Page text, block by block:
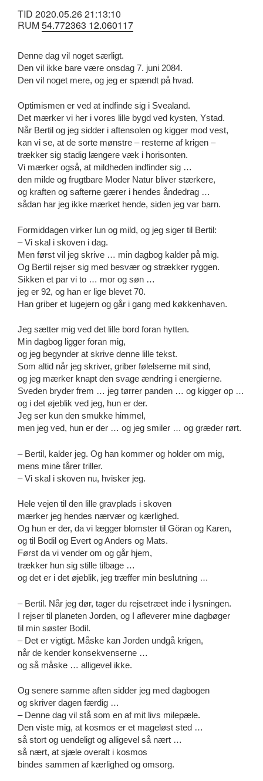
TID 2020.05.26 21:13:10
RUM54.772363 12.060117
Denne dag vil noget særligt.
Den vil ikke bare være onsdag 7. juni 2084.
Den vil noget mere, og jeg er spændt på hvad.
Optimismen er ved at indfinde sig i Svealand.
Det mærker vi her i vores lille bygd ved kysten, Ystad.
Når Bertil og jeg sidder i aftensolen og kigger mod vest,
kan vi se, at de sorte mønstre – resterne af krigen –
trækker sig stadig længere væk i horisonten.
Vi mærker også, at mildheden indfinder sig …
den milde og frugtbare Moder Natur bliver stærkere,
og kraften og safterne gærer i hendes åndedrag …
sådan har jeg ikke mærket hende, siden jeg var barn.
Formiddagen virker lun og mild, og jeg siger til Bertil:
– Vi skal i skoven i dag.
Men først vil jeg skrive … min dagbog kalder på mig.
Og Bertil rejser sig med besvær og strækker ryggen.
Sikken et par vi to … mor og søn …
jeg er 92, og han er lige blevet 70.
Han griber et lugejern og går i gang med køkkenhaven.
Jeg sætter mig ved det lille bord foran hytten.
Min dagbog ligger foran mig,
og jeg begynder at skrive denne lille tekst.
Som altid når jeg skriver, griber følelserne mit sind,
og jeg mærker knapt den svage ændring i energierne.
Sveden bryder frem … jeg tørrer panden … og kigger op …
og i det øjeblik ved jeg, hun er der.
Jeg ser kun den smukke himmel,
men jeg ved, hun er der … og jeg smiler … og græder rørt.
– Bertil, kalder jeg. Og han kommer og holder om mig,
mens mine tårer triller.
– Vi skal i skoven nu, hvisker jeg.
Hele vejen til den lille gravplads i skoven
mærker jeg hendes nærvær og kærlighed.
Og hun er der, da vi lægger blomster til Göran og Karen,
og til Bodil og Evert og Anders og Mats.
Først da vi vender om og går hjem,
trækker hun sig stille tilbage …
og det er i det øjeblik, jeg træffer min beslutning …
– Bertil. Når jeg dør, tager du rejsetræet inde i lysningen.
I rejser til planeten Jorden, og I afleverer mine dagbøger
til min søster Bodil.
– Det er vigtigt. Måske kan Jorden undgå krigen,
når de kender konsekvenserne …
og så måske … alligevel ikke.
Og senere samme aften sidder jeg med dagbogen
og skriver dagen færdig …
– Denne dag vil stå som en af mit livs milepæle.
Den viste mig, at kosmos er et mageløst sted …
så stort og uendeligt og alligevel så nært …
så nært, at sjæle overalt i kosmos
bindes sammen af kærlighed og omsorg.